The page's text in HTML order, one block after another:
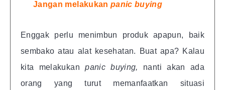
Jangan melakukan panic buying
Enggak perlu menimbun produk apapun, baik
sembako atau alat kesehatan. Buat apa? Kalau
kita melakukanpanic buying,
nanti akan ada
orang yang turut memanfaatkan situasi